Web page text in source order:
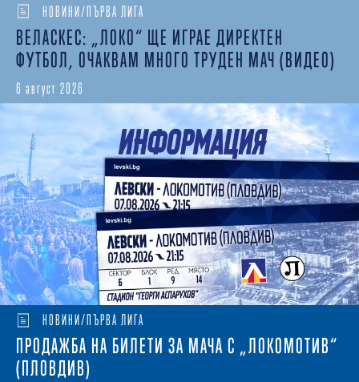
НОВИНИ/ПЪРВА ЛИГА
ВЕЛАСКЕС: „ЛОКО“ ЩЕ ИГРАЕ ДИРЕКТЕН
ФУТБОЛ, ОЧАКВАМ МНОГО ТРУДЕН МАЧ (ВИДЕО)
6 август 2026
НОВИНИ/ПЪРВА ЛИГА
ПРОДАЖБА НА БИЛЕТИ ЗА МАЧА С „ЛОКОМОТИВ“
(ПЛОВДИВ)